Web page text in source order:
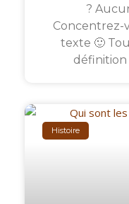
?
Concentrez-
texte 🙂
Histoire